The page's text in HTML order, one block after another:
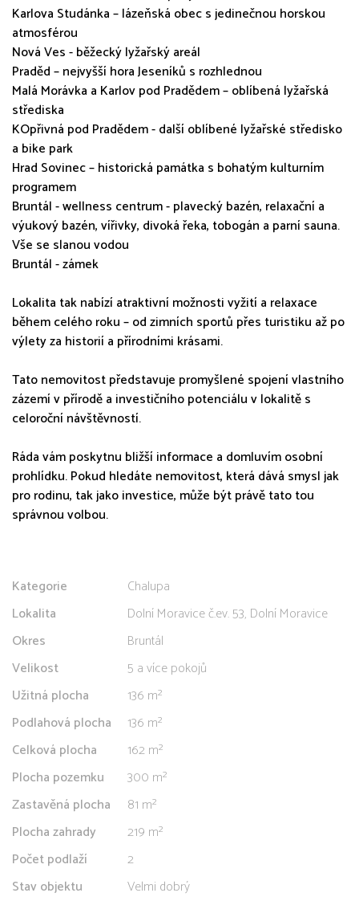
Karlova Studánka – lázeňská obec s jedinečnou horskou
atmosférou
Nová Ves - běžecký lyžařský areál
Praděd – nejvyšší hora Jeseníků s rozhlednou
Malá Morávka a Karlov pod Pradědem – oblíbená lyžařská
střediska
KOpřivná pod Pradědem - další oblíbené lyžařské středisko
a bike park
Hrad Sovinec – historická památka s bohatým kulturním
programem
Bruntál - wellness centrum - plavecký bazén, relaxační a
výukový bazén, vířivky, divoká řeka, tobogán a parní sauna.
Vše se slanou vodou
Bruntál - zámek
Lokalita tak nabízí atraktivní možnosti vyžití a relaxace
během celého roku – od zimních sportů přes turistiku až po
výlety za historií a přírodními krásami.
Tato nemovitost představuje promyšlené spojení vlastního
zázemí v přírodě a investičního potenciálu v lokalitě s
celoroční návštěvností.
Ráda vám poskytnu bližší informace a domluvím osobní
prohlídku. Pokud hledáte nemovitost, která dává smysl jak
pro rodinu, tak jako investice, může být právě tato tou
správnou volbou.
Kategorie
Chalupa
Lokalita
Dolní Moravice č.ev. 53, Dolní Moravice
Okres
Bruntál
Velikost
5 a více pokojů
Užitná plocha
136 m²
Podlahová plocha
136 m²
Celková plocha
162 m²
Plocha pozemku
300 m²
Zastavěná plocha
81 m²
Plocha zahrady
219 m²
Počet podlaží
2
Stav objektu
Velmi dobrý